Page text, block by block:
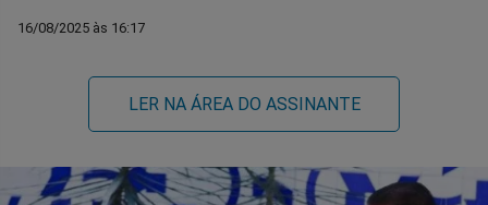
16/08/2025 às 16:17
LER NA ÁREA DO ASSINANTE